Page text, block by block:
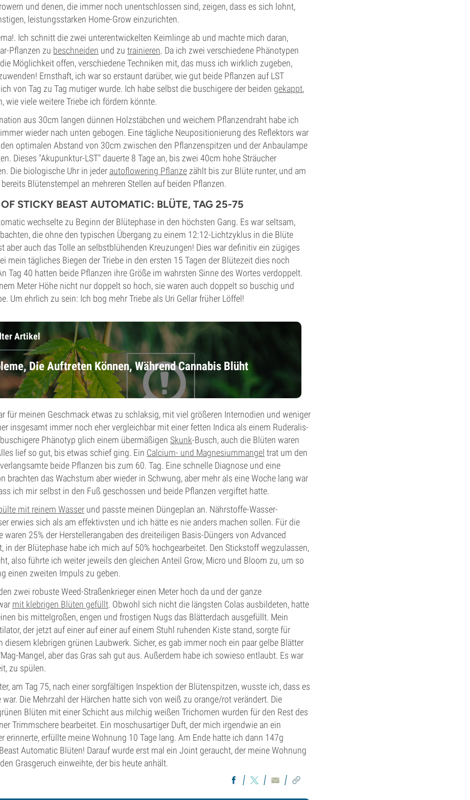
und denen, die immer noch unentschlossen sind, zeigen, dass es sich lohnt,
leistungsstarken Home-Grow einzurichten.
Ich schnitt die zwei unterentwickelten Keimlinge ab und machte mich daran,
Pflanzen zu beschneiden und zu trainieren. Da ich zwei verschiedene Phänotypen
Möglichkeit offen, verschiedene Techniken mit, das muss ich wirklich zugeben,
Ernsthaft, ich war so erstaunt darüber, wie gut beide Pflanzen auf LST
von Tag zu Tag mutiger wurde. Ich habe selbst die buschigere der beiden gekappt,
wie viele weitere Triebe ich fördern könnte.
aus 30cm langen dünnen Holzstäbchen und weichem Pflanzendraht habe ich
wieder nach unten gebogen. Eine tägliche Neupositionierung des Reflektors war
optimalen Abstand von 30cm zwischen den Pflanzenspitzen und der Anbaulampe
Dieses "Akupunktur-LST" dauerte 8 Tage an, bis zwei 40cm hohe Sträucher
Die biologische Uhr in jeder autoflowering Pflanze zählt bis zur Blüte runter, und am
Blütenstempel an mehreren Stellen auf beiden Pflanzen.
STICKY BEAST AUTOMATIC: BLÜTE, TAG 25-75
wechselte zu Beginn der Blütephase in den höchsten Gang. Es war seltsam,
die ohne den typischen Übergang zu einem 12:12-Lichtzyklus in die Blüte
aber auch das Tolle an selbstblühenden Kreuzungen! Dies war definitiv ein zügiges
mein tägliches Biegen der Triebe in den ersten 15 Tagen der Blütezeit dies noch
Tag 40 hatten beide Pflanzen ihre Größe im wahrsten Sinne des Wortes verdoppelt.
Meter Höhe nicht nur doppelt so hoch, sie waren auch doppelt so buschig und
Um ehrlich zu sein: Ich bog mehr Triebe als Uri Gellar früher Löffel!
Artikel
Die Auftreten Können, Während Cannabis Blüht
für meinen Geschmack etwas zu schlaksig, mit viel größeren Internodien und weniger
insgesamt immer noch eher vergleichbar mit einer fetten Indica als einem Ruderalis-
Phänotyp glich einem übermäßigen Skunk-Busch, auch die Blüten waren
lief so gut, bis etwas schief ging. Ein Calcium- und Magnesiummangel trat um den
beide Pflanzen bis zum 60. Tag. Eine schnelle Diagnose und eine
brachten das Wachstum aber wieder in Schwung, aber mehr als eine Woche lang war
ich mir selbst in den Fuß geschossen und beide Pflanzen vergiftet hatte.
mit reinem Wasser und passte meinen Düngeplan an. Nährstoffe-Wasser-
erwies sich als am effektivsten und ich hätte es nie anders machen sollen. Für die
waren 25% der Herstellerangaben des dreiteiligen Basis-Düngers von Advanced
in der Blütephase habe ich mich auf 50% hochgearbeitet. Den Stickstoff wegzulassen,
also führte ich weiter jeweils den gleichen Anteil Grow, Micro und Bloom zu, um so
einen zweiten Impuls zu geben.
zwei robuste Weed-Straßenkrieger einen Meter hoch da und der ganze
mit klebrigen Blüten gefüllt. Obwohl sich nicht die längsten Colas ausbildeten, hatte
bis mittelgroßen, engen und frostigen Nugs das Blätterdach ausgefüllt. Mein
der jetzt auf einer auf einer auf einem Stuhl ruhenden Kiste stand, sorgte für
diesem klebrigen grünen Laubwerk. Sicher, es gab immer noch ein paar gelbe Blätter
Mangel, aber das Gras sah gut aus. Außerdem habe ich sowieso entlaubt. Es war
zu spülen.
am Tag 75, nach einer sorgfältigen Inspektion der Blütenspitzen, wusste ich, dass es
war. Die Mehrzahl der Härchen hatte sich von weiß zu orange/rot verändert. Die
Blüten mit einer Schicht aus milchig weißen Trichomen wurden für den Rest des
Trimmschere bearbeitet. Ein moschusartiger Duft, der mich irgendwie an ein
erinnerte, erfüllte meine Wohnung 10 Tage lang. Am Ende hatte ich dann 147g
Automatic Blüten! Darauf wurde erst mal ein Joint geraucht, der meine Wohnung
Grasgeruch einweihte, der bis heute anhält.